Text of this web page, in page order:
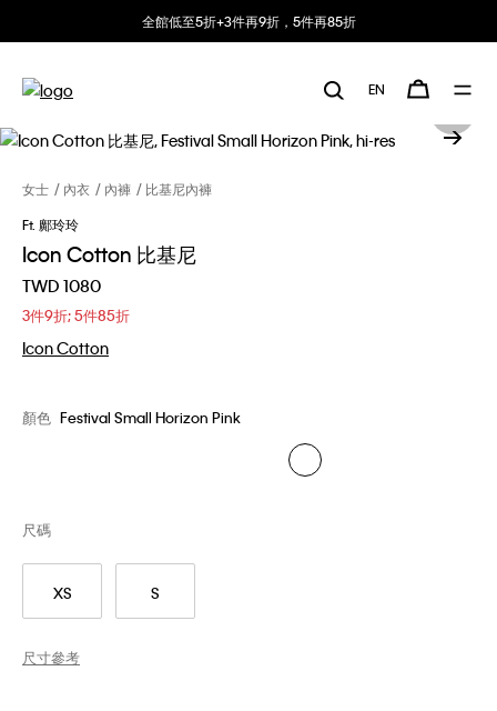
全館低至5折+3件再9折，5件再85折
EN
女士 內衣 內褲
比基尼內褲
Ft. 鄺玲玲
Icon Cotton 比基尼
TWD 1080
3件9折; 5件85折
Icon Cotton
顏色 Festival Small Horizon Pink
XS S
尺碼
尺寸參考